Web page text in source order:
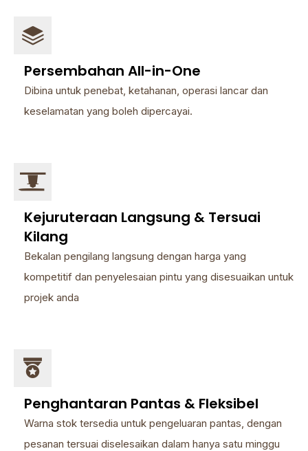
Persembahan All-in-One
Dibina untuk penebat, ketahanan, operasi lancar dan
keselamatan yang boleh dipercayai.
Kejuruteraan Langsung & Tersuai
Kilang
Bekalan pengilang langsung dengan harga yang
kompetitif dan penyelesaian pintu yang disesuaikan untuk
projek anda
Penghantaran Pantas & Fleksibel
Warna stok tersedia untuk pengeluaran pantas, dengan
pesanan tersuai diselesaikan dalam hanya satu minggu